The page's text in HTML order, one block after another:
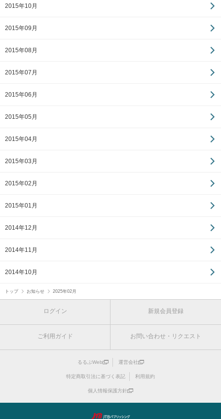
2015年10月
2015年09月
2015年08月
2015年07月
2015年06月
2015年05月
2015年04月
2015年03月
2015年02月
2015年01月
2014年12月
2014年11月
2014年10月
トップ お知らせ 2025年02月
ログイン 新規会員登録
ご利用ガイド お問い合わせ・リクエスト
るるぶWeb 運営会社
特定商取引法に基づく表記 利用規約
個人情報保護方針